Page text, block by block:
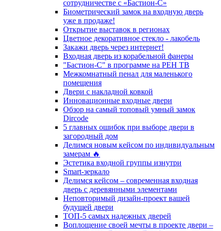
сотрудничестве с «Бастион-С»
Биометрический замок на входную дверь
уже в продаже!
Открытие выставок в регионах
Цветное декоративное стекло - лакобель
Закажи дверь через интернет!
Входная дверь из корабельной фанеры
"Бастион-С" в программе на РЕН ТВ
Межкомнатный пенал для маленького
помещения
Двери с накладной ковкой
Инновационные входные двери
Обзор на самый топовый умный замок
Dircode
5 главных ошибок при выборе двери в
загородный дом
Делимся новым кейсом по индивидуальным
замерам 🔥
Эстетика входной группы изнутри
Smart-зеркало
Делимся кейсом – современная входная
дверь с деревянными элементами
Неповторимый дизайн-проект вашей
будущей двери
ТОП-5 самых надежных дверей
Воплощение своей мечты в проекте двери –